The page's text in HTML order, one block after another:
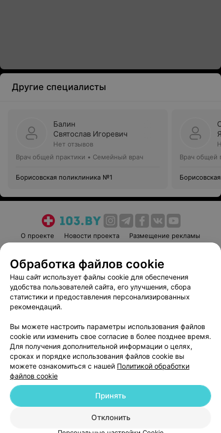
Другие специалисты
Балин
Святослав Игоревич
Нет отзывов
Врач общей практики • Семейный врач
Борисовская поликлиника №1
Врач общей
О проекте Новости проекта
Размещение рекламы
Пользовательское соглашение
Способы оплаты
Вакансии
Партнеры
Написать руководителю 103.by
Обработка персональных данных
© 2026 ООО «Артокс Лаб», УНП 191700409
| 220012, Республика Беларусь,
Служба поддержки +375 291212755
Обработка файлов cookie
Наш сайт использует файлы cookie для обеспечения
удобства пользователей сайта, его улучшения, сбора
статистики и предоставления персонализированных
рекомендаций.
Вы можете настроить параметры использования файлов
cookie или изменить свое согласие в более позднее время.
Для получения дополнительной информации о целях,
сроках и порядке использования файлов cookie вы
можете ознакомиться с нашей Политикой обработки
файлов cookie
Отклонить
Принять